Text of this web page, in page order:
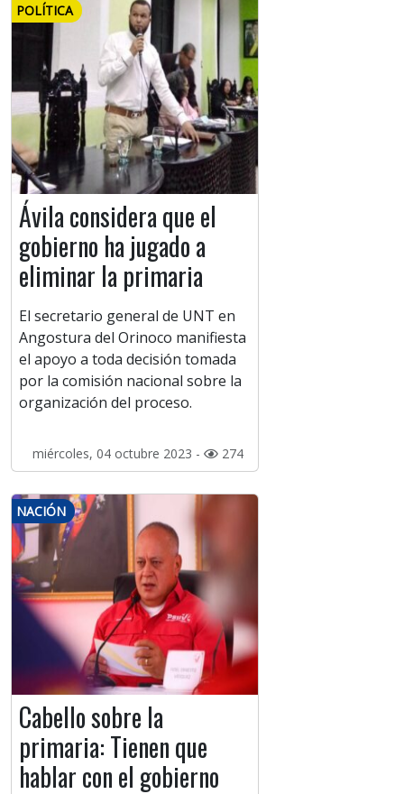
POLÍTICA
Ávila considera que el
gobierno ha jugado a
eliminar la primaria
El secretario general de UNT en
Angostura del Orinoco manifiesta
el apoyo a toda decisión tomada
por la comisión nacional sobre la
organización del proceso.
miércoles, 04 octubre 2023 - 274
NACIÓN
Cabello sobre la
primaria: Tienen que
hablar con el gobierno